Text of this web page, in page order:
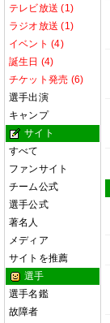
テレビ放送 (1)
ラジオ放送 (1)
イベント (4)
誕生日 (4)
チケット発売 (6)
選手出演
キャンプ
サイト
すべて
ファンサイト
チーム公式
選手公式
著名人
メディア
サイトを推薦
選手
選手名鑑
故障者